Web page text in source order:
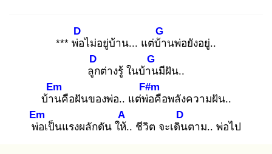
*** พ่อ
D
ไม่อยู่บ้าน... แต่บ้า
G
นพ่อยังอยู่..
ลูก
D
ต่างรู้ ในบ้าน
G
มีฝัน..
บ้าน
Em
คือฝันของพ่อ.. แต่พ่อ
F#m
คือพลังความฝัน..
พ่อ
Em
เป็นแรงผลักดัน ให้.
A
. ชีวิต จะเดิน
D
ตาม.. พ่อไป